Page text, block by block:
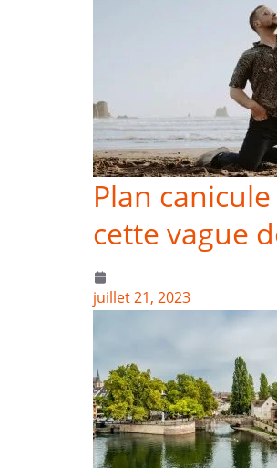
Plan
cette vague
juillet 21, 2023